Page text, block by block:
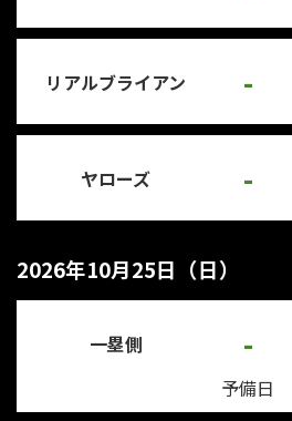
リアルブライアン -
ヤローズ -
2026年10月25日（日）
一塁側 -
予備日